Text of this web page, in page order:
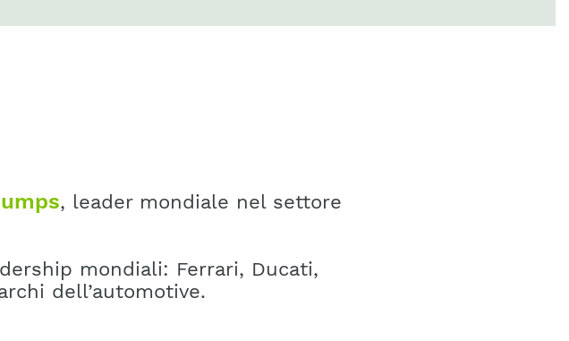
, leader mondiale nel settore
mondiali: Ferrari, Ducati,
dell’automotive.